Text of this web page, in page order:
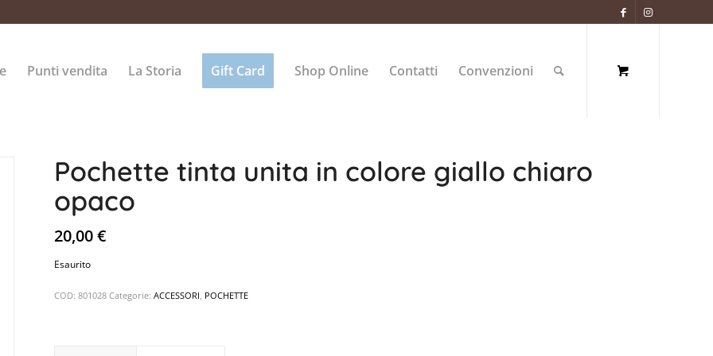
Punti vendita La Storia Gift Card Shop Online Contatti Convenzioni
Pochette tinta unita in colore giallo chiaro
opaco
20,00€
Esaurito
COD:801028 Categorie:ACCESSORI, POCHETTE